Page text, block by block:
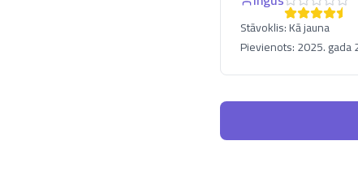
Stāvoklis:Kā jauna
Pievienots:2025. gada